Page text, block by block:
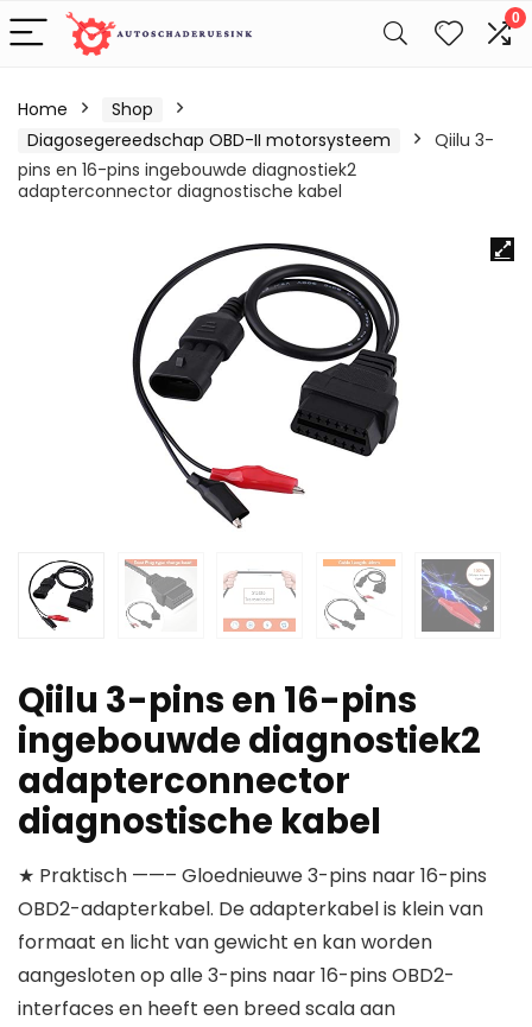
0
Home
Shop
Diagosegereedschap OBD-II motorsysteem
Qiilu 3-
pins en 16-pins ingebouwde diagnostiek2
adapterconnector diagnostische kabel
Qiilu 3-pins en 16-pins
ingebouwde diagnostiek2
adapterconnector
diagnostische kabel
★ Praktisch ——– Gloednieuwe 3-pins naar 16-pins
OBD2-adapterkabel. De adapterkabel is klein van
formaat en licht van gewicht en kan worden
aangesloten op alle 3-pins naar 16-pins OBD2-
interfaces en heeft een breed scala aan